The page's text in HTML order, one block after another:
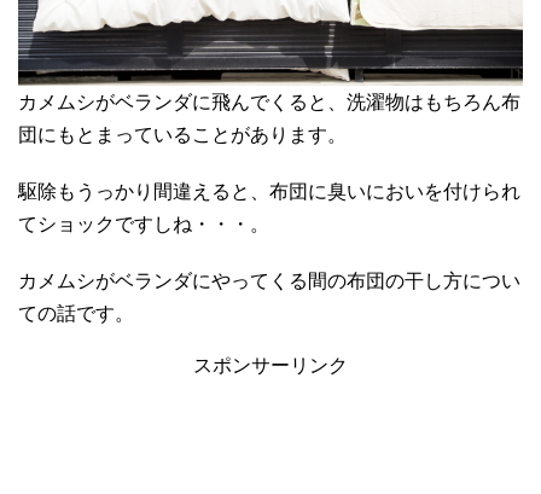
カメムシがベランダに飛んでくると、洗濯物はもちろん布
団にもとまっていることがあります。
駆除もうっかり間違えると、布団に臭いにおいを付けられ
てショックですしね・・・。
カメムシがベランダにやってくる間の布団の干し方につい
ての話です。
スポンサーリンク